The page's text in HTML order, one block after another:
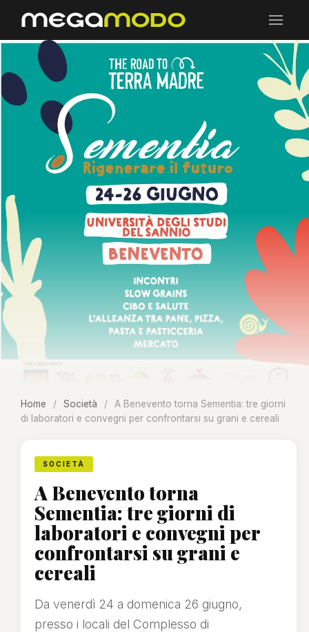
Home / Società /
A Benevento torna Sementia: tre giorni
di laboratori e convegni per confrontarsi su grani e cereali
SOCIETÀ
A Benevento torna
Sementia: tre giorni di
laboratori e convegni per
confrontarsi su grani e
cereali
Da venerdì 24 a domenica 26 giugno,
presso i locali del Complesso di